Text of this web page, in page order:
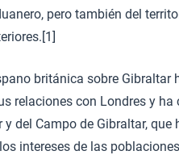
pero también del
británica sobre
relaciones con Londres y
del Campo de Gibraltar,
intereses de las